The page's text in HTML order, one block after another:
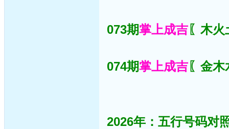
073期掌上成吉 〖木
074期掌上成吉 〖金
2026年：五行号码对